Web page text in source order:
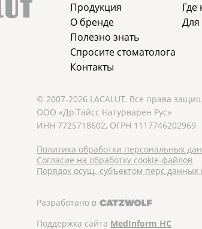
Продукция
О бренде
Полезно знать
Спросите стоматолога
Контакты
Где
Для
© 2007-2026 LACALUT. Все права
ООО «Др.Тайсс Натурварен Рус»
ИНН 7725718602, ОГРН 1117746202969
Политика обработки персональных
Согласие на обработку cookie-файлов
Порядок осущ. субъектом
Разработано в
Поддержка сайта MedInform HC